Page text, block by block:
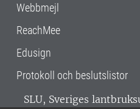
Webbmejl
ReachMee
Edusign
Protokoll och beslutslistor
SLU, Sveriges